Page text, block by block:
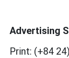
Advertising
Print: (+84